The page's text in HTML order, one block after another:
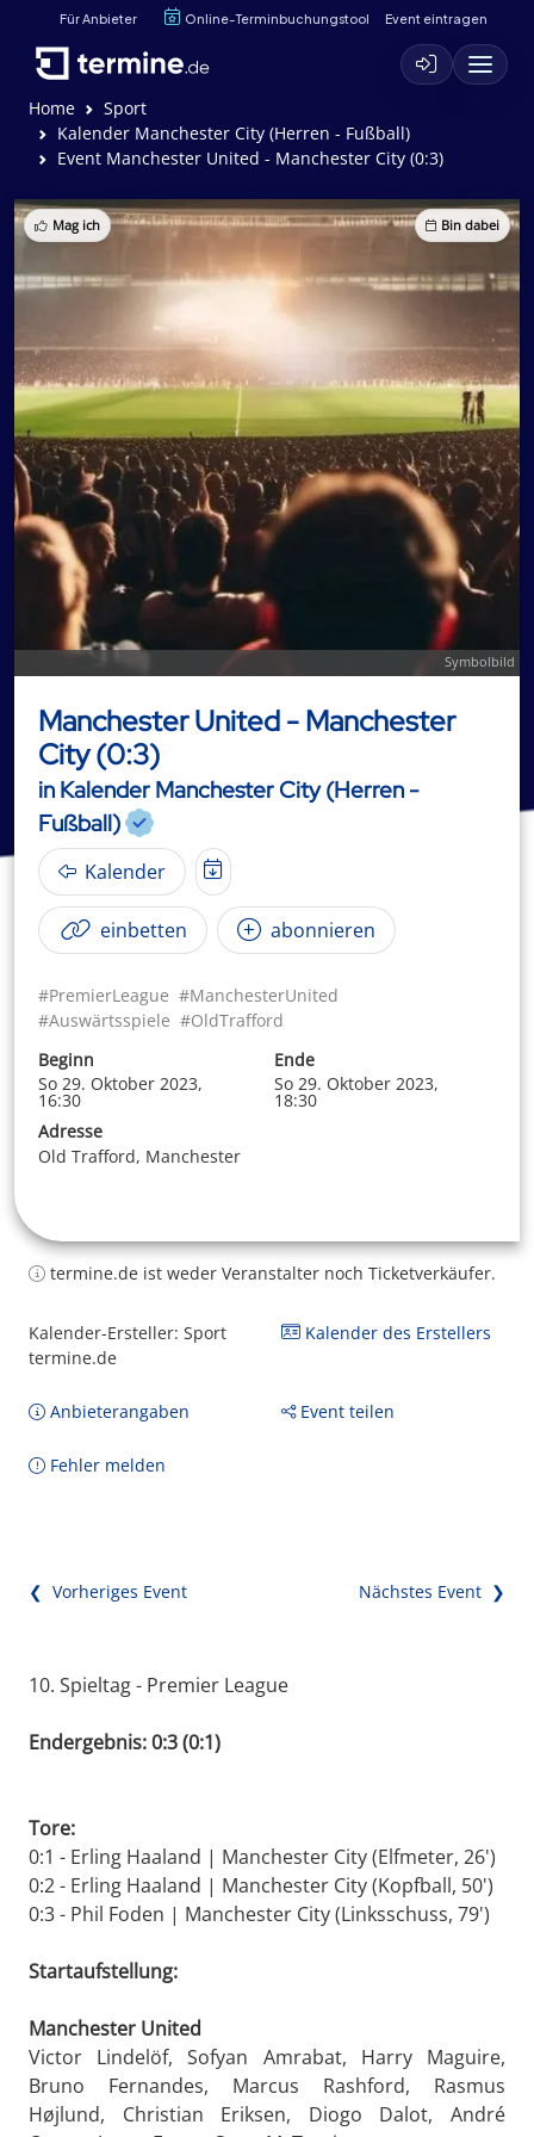
Für Anbieter Online-Terminbuchungstool Event eintragen
Home
Sport
Kalender Manchester City (Herren - Fußball)
Event Manchester United - Manchester City (0:3)
Mag ich Bin dabei
Symbolbild
Manchester United - Manchester
City (0:3)
in Kalender Manchester City (Herren -
Fußball)
Kalender
einbetten abonnieren
#PremierLeague #ManchesterUnited
#Auswärtsspiele #OldTrafford
Beginn
So 29. Oktober 2023,
16:30
Ende
So 29. Oktober 2023,
18:30
Adresse
Old Trafford, Manchester
termine.de ist weder Veranstalter noch Ticketverkäufer.
Kalender-Ersteller: Sport
termine.de
Kalender des Erstellers
Anbieterangaben Event teilen
Fehler melden
❮ Vorheriges Event Nächstes Event ❯
10. Spieltag - Premier League
Endergebnis: 0:3 (0:1)
Tore:
0:1 - Erling Haaland | Manchester City (Elfmeter, 26')
0:2 - Erling Haaland | Manchester City (Kopfball, 50')
0:3 - Phil Foden | Manchester City (Linksschuss, 79')
Startaufstellung:
Manchester United
Victor Lindelöf, Sofyan Amrabat, Harry Maguire,
Bruno Fernandes, Marcus Rashford, Rasmus
Højlund, Christian Eriksen, Diogo Dalot, André